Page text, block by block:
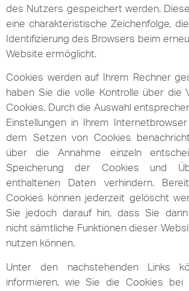
des Nutzers gespeichert werden.
eine charakteristische Zeichenfolge,
Identifizierung des Browsers beim
Website ermöglicht.
Cookies werden auf Ihrem Rechner
haben Sie die volle Kontrolle über die
Cookies. Durch die Auswahl
Einstellungen in Ihrem
dem Setzen von Cookies
über die Annahme einzeln
Speicherung der Cookies und
enthaltenen Daten verhindern.
Cookies können jederzeit gelöscht
Sie jedoch darauf hin, dass Sie dann
nicht sämtliche Funktionen dieser
nutzen können.
Unter den nachstehenden Links
informieren, wie Sie die Cookies bei